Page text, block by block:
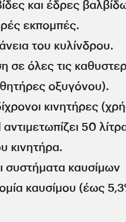
και έδρες
εκπομπές.
του κυλίνδρου.
σε όλες τις
οξυγόνου).
κινητήρες
50
κινητήρα.
συστήματα καυσίμων
καυσίμου (έως